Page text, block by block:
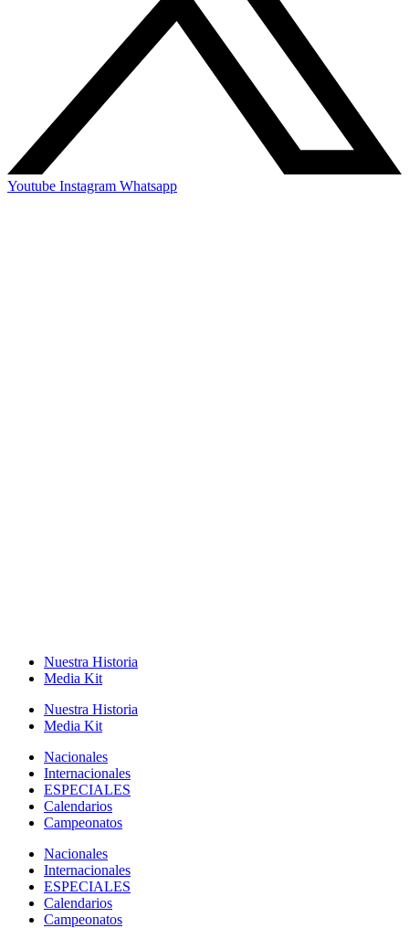
Youtube Instagram Whatsapp
Nuestra Historia
Media Kit
Nuestra Historia
Media Kit
Nacionales
Internacionales
ESPECIALES
Calendarios
Campeonatos
Nacionales
Internacionales
ESPECIALES
Calendarios
Campeonatos